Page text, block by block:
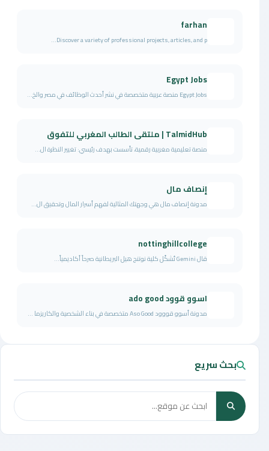
farhan
Discover a variety of professional projects, articles, and p...
Egypt Jobs
Egypt Jobs منصة عربية متخصصة في نشر أحدث الوظائف في مصر والخ...
TalmidHub | ملتقى الطالب المغربي للتفوق
منصة تعليمية مغربية رقمية، تأسست بهدف رئيسي: تغيير النظرة ال...
إنصاف مال
مدونة إنصاف مال هي وجهتك المثالية لفهم أسرار المال وتحقيق ال...
nottinghillcollege
قال Gemini تُشكّل كلية نوتنج هيل البريطانية صرحاً أكاديمياً...
اسوو قوود ado good
مدونة أسوو قووود Aso Good متخصصة في بناء الشخصية والكاريزما ...
بحث سريع